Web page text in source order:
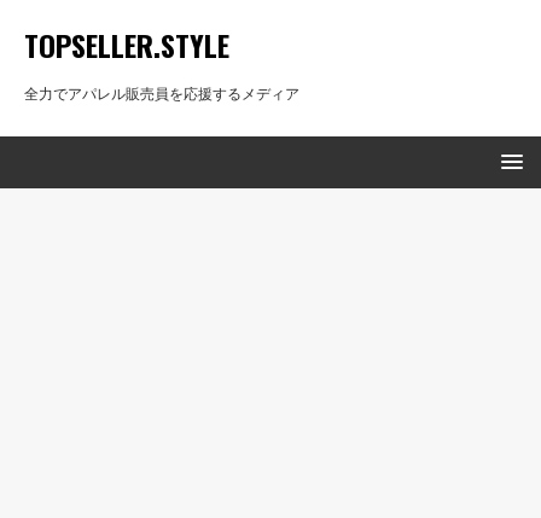
TOPSELLER.STYLE
全力でアパレル販売員を応援するメディア